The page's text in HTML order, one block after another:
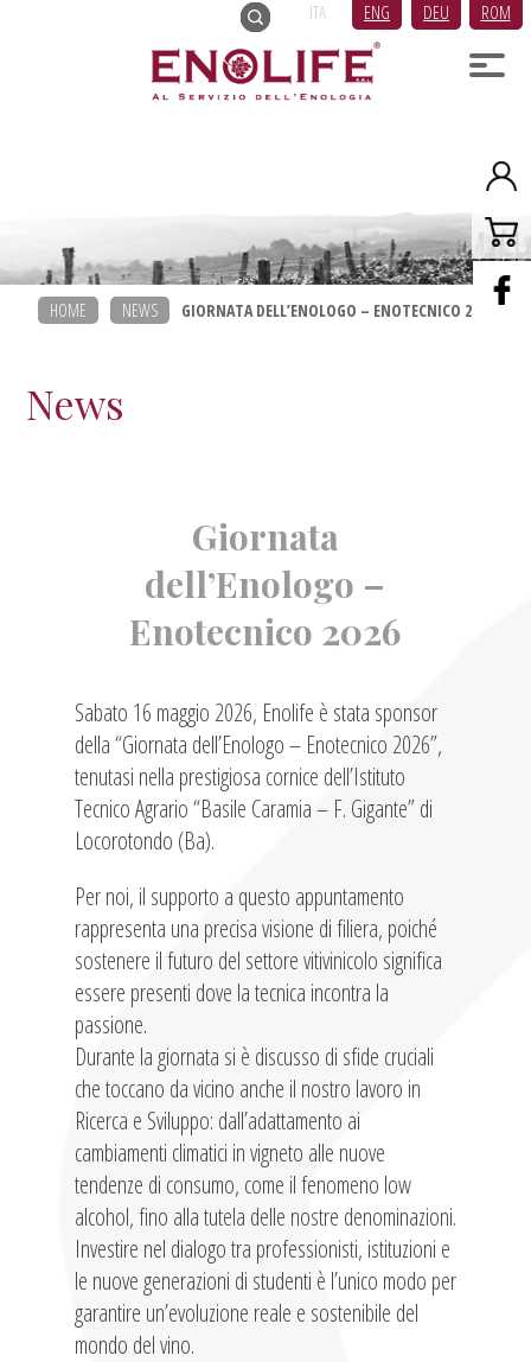
ITA ENG DEU ROM
HOME NEWS GIORNATA DELL’ENOLOGO – ENOTECNICO 2026
News
Giornata
dell’Enologo –
Enotecnico 2026
Sabato 16 maggio 2026, Enolife è stata sponsor
della “Giornata dell’Enologo – Enotecnico 2026”,
tenutasi nella prestigiosa cornice dell’Istituto
Tecnico Agrario “Basile Caramia – F. Gigante” di
Locorotondo (Ba).
Per noi, il supporto a questo appuntamento
rappresenta una precisa visione di filiera, poiché
sostenere il futuro del settore vitivinicolo significa
essere presenti dove la tecnica incontra la
passione.
Durante la giornata si è discusso di sfide cruciali
che toccano da vicino anche il nostro lavoro in
Ricerca e Sviluppo: dall’adattamento ai
cambiamenti climatici in vigneto alle nuove
tendenze di consumo, come il fenomeno low
alcohol, fino alla tutela delle nostre denominazioni.
Investire nel dialogo tra professionisti, istituzioni e
le nuove generazioni di studenti è l’unico modo per
garantire un’evoluzione reale e sostenibile del
mondo del vino.